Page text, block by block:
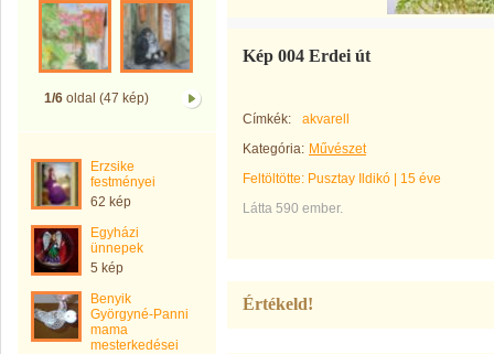
1/6oldal (47 kép)
Erzsike
festményei
62 kép
Egyházi
ünnepek
5 kép
Benyik
Györgyné-Panni
mama
mesterkedései
Kép 004 Erdei út
Címkék:
akvarell
Kategória: Művészet
Feltöltötte: Pusztay Ildikó
15 éve
Látta 590 ember.
Értékeld!